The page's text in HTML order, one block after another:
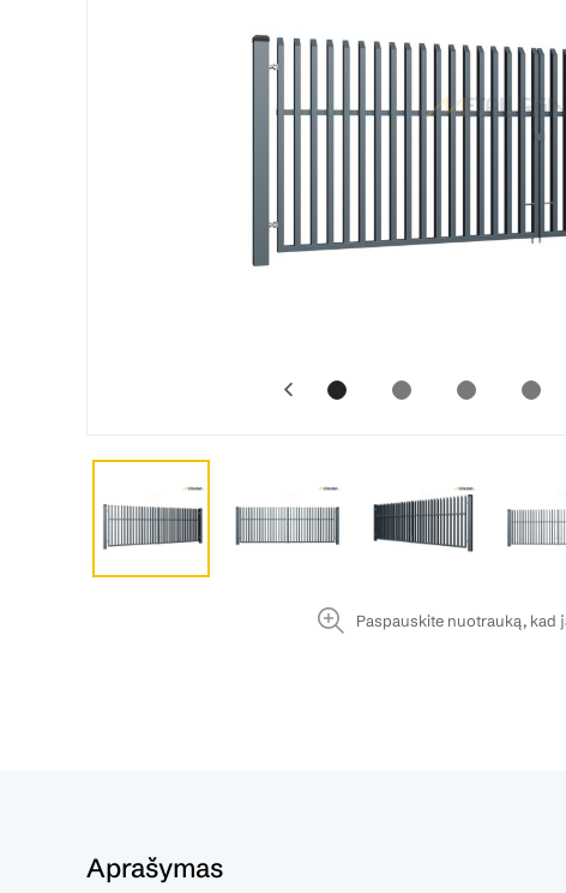
Paspauskite nuotrauką, kad
Aprašymas